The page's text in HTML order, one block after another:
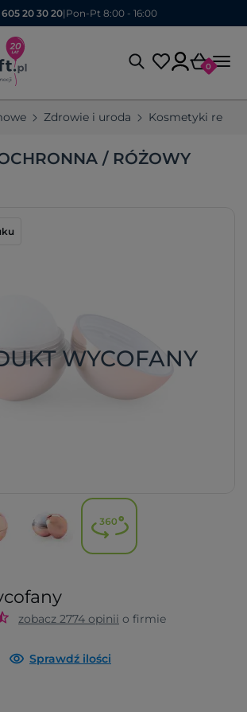
605 20 30 20| Pon-Pt 8:00 - 16:00
0
Zdrowie i uroda Kosmetyki
/ RÓŻOWY
WYCOFANY
zobacz 2774 opinii o firmie
Sprawdź ilości